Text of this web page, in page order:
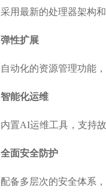
采用最新的处理器架构
弹性扩展
自动化的资源管理功能
智能化运维
内置AI运维工具，支持
全面安全防护
配备多层次的安全体系